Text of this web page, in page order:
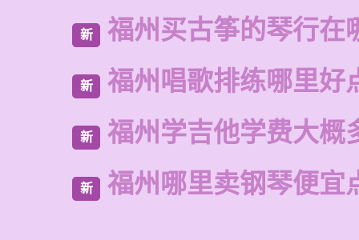
新 福州买古筝的琴行在
新 福州唱歌排练哪里好
新 福州学吉他学费大概
新 福州哪里卖钢琴便宜